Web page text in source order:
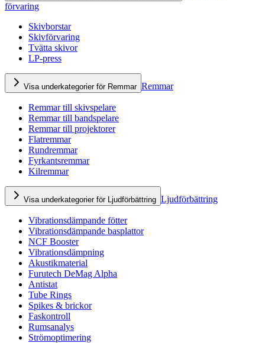
förvaring
Skivborstar
Skivförvaring
Tvätta skivor
LP-press
Visa underkategorier för Remmar Remmar
Remmar till skivspelare
Remmar till bandspelare
Remmar till projektorer
Flatremmar
Rundremmar
Fyrkantsremmar
Kilremmar
Visa underkategorier för Ljudförbättring Ljudförbättring
Vibrationsdämpande fötter
Vibrationsdämpande basplattor
NCF Booster
Vibrationsdämpning
Akustikmaterial
Furutech DeMag Alpha
Antistat
Tube Rings
Spikes & brickor
Faskontroll
Rumsanalys
Strömoptimering